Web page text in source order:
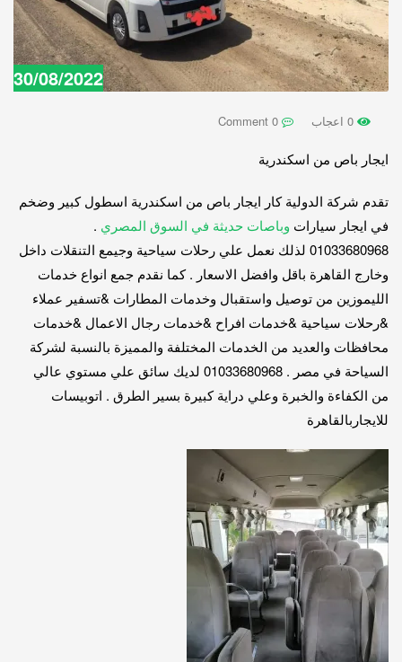
30/08/2022
ايجار باص من اسكندرية
تقدم شركة الدولية كار ايجار باص من اسكندرية اسطول كبير وضخم
في ايجار سيارات وباصات حديثة في السوق المصري .
01033680968 لذلك نعمل علي رحلات سياحية وجيمع التنقلات داخل
وخارج القاهرة باقل وافضل الاسعار . كما نقدم جمع انواع خدمات
الليموزين من توصيل واستقبال وخدمات المطارات &تسفير عملاء
&رحلات سياحية &خدمات افراح &خدمات رجال الاعمال &خدمات
محافظات والعديد من الخدمات المختلفة والمميزة بالنسبة لشركة
السياحة في مصر . 01033680968 لديك سائق علي مستوي عالي
من الكفاءة والخبرة وعلي دراية كبيرة بسير الطرق . اتوبيسات
للايجاربالقاهرة